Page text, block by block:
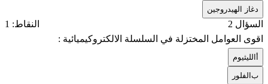
غاز الهيدروجين
السؤال 2
النقاط: 1
اقوى العوامل المختزلة في السلسلة الالكتروكيميائية :
الليثيوم
بالفلور